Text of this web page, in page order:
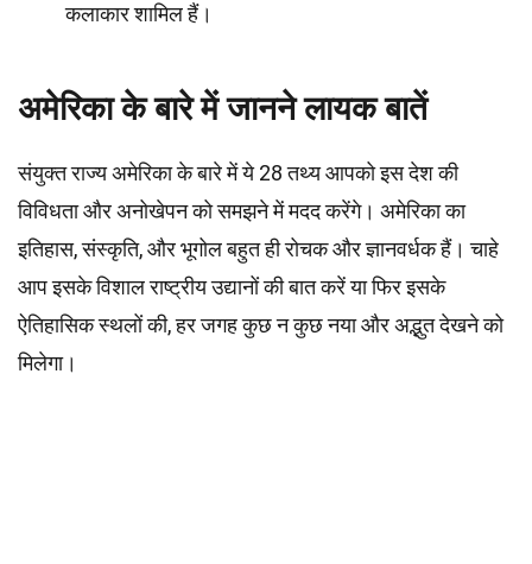
कलाकार शामिल हैं।
अमेरिका के बारे में जानने लायक बातें
संयुक्त राज्य अमेरिका के बारे में ये 28 तथ्य आपको इस देश की
विविधता और अनोखेपन को समझने में मदद करेंगे। अमेरिका का
इतिहास, संस्कृति, और भूगोल बहुत ही रोचक और ज्ञानवर्धक हैं। चाहे
आप इसके विशाल राष्ट्रीय उद्यानों की बात करें या फिर इसके
ऐतिहासिक स्थलों की, हर जगह कुछ न कुछ नया और अद्भुत देखने को
मिलेगा।